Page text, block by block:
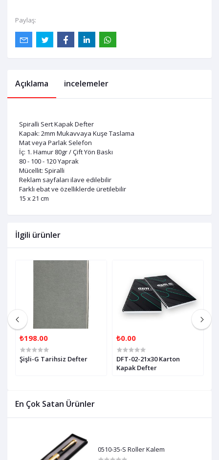
Paylaş:
En Çok Satan Ürünler
0510-35-S Roller Kalem
Açıklama incelemeler
Spiralli Sert Kapak Defter
Kapak: 2mm Mukavvaya Kuşe Taslama
Mat veya Parlak Selefon
İç: 1. Hamur 80gr / Çift Yön Baskı
80 - 100 - 120 Yaprak
Mücellit: Spiralli
Reklam sayfaları ilave edilebilir
Farklı ebat ve özelliklerde üretilebilir
15 x 21 cm
İlgili ürünler
₺198.00
Şişli-G Tarihsiz Defter
₺0.00
DFT-02-21x30 Karton
Kapak Defter